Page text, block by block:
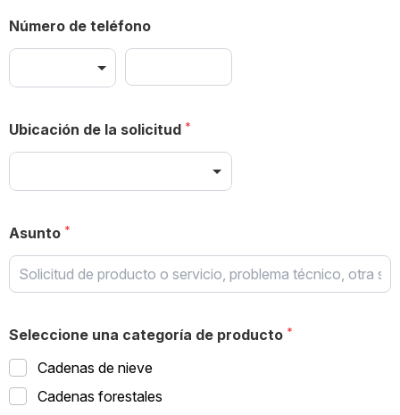
Número de teléfono
Ubicación de la solicitud
Asunto
Seleccione una categoría de producto
Cadenas de nieve
Cadenas forestales